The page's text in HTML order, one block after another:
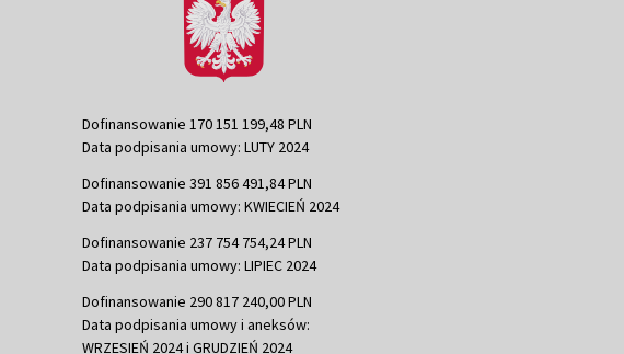
Dofinansowanie 170 151 199,48 PLN
Data podpisania umowy: LUTY 2024
Dofinansowanie 391 856 491,84 PLN
Data podpisania umowy: KWIECIEŃ 2024
Dofinansowanie 237 754 754,24 PLN
Data podpisania umowy: LIPIEC 2024
Dofinansowanie 290 817 240,00 PLN
Data podpisania umowy i aneksów:
WRZESIEŃ 2024 i GRUDZIEŃ 2024